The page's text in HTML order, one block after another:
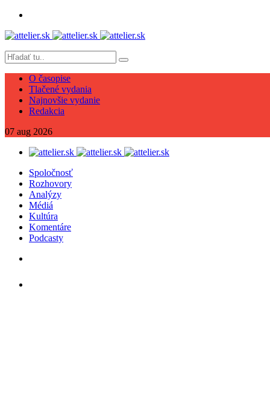
O časopise
Tlačené vydania
Najnovšie vydanie
Redakcia
07 aug 2026
Spoločnosť
Rozhovory
Analýzy
Médiá
Kultúra
Komentáre
Podcasty